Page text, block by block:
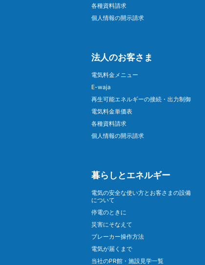
各種資料請求
個人情報の開示請求
法人のお客さま
電気料金メニュー
E-waja
再生可能エネルギーの接続・出力制御
電気料金単価表
各種資料請求
個人情報の開示請求
暮らしとエネルギー
電気の安全な使い方とお客さまの設備
について
停電のときに
災害にそなえて
ブレーカー操作方法
電気が届くまで
当社のPR館・施設見学一覧